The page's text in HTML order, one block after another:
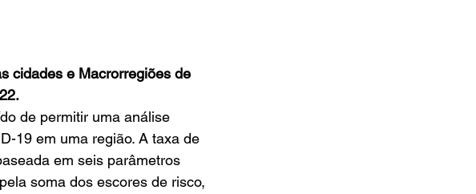
cidades e Macrorregiões de
de permitir uma análise
19 em uma região. A taxa de
em seis parâmetros
soma dos escores de risco,